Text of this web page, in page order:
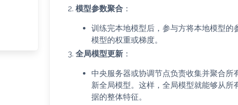
模型参数聚合 ：
训练完本地模型后，参与方将本地模型
模型的权重或梯度。
全局模型更新 ：
中央服务器或协调节点负责收集并聚合
新全局模型。这样，全局模型就能够从
据的整体特征。